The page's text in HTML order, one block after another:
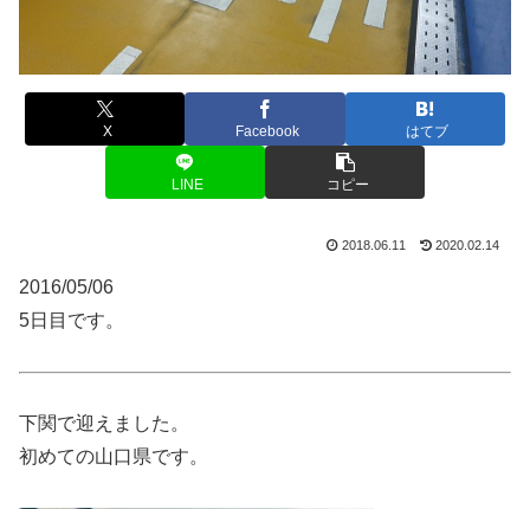
X Facebook はてブ
LINE コピー
2018.06.11 2020.02.14
2016/05/06
5日目です。
下関で迎えました。
初めての山口県です。